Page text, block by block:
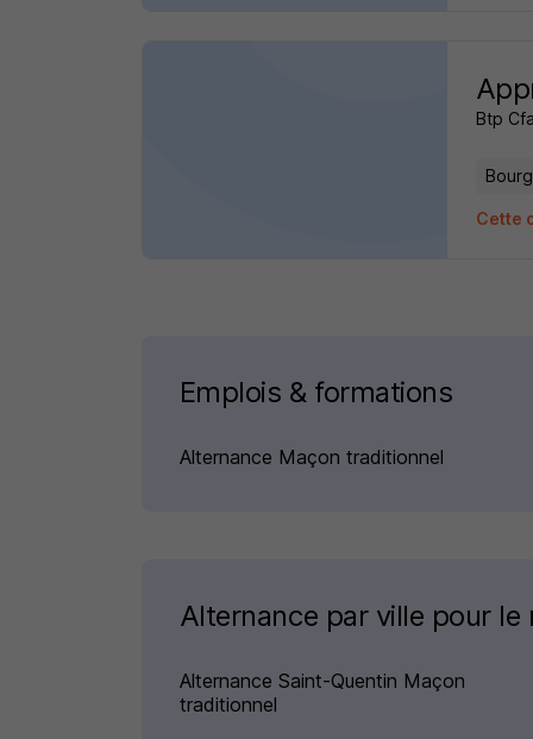
Btp Cfa
Cette
Emplois & formations
Alternance Maçon traditionnel
Alternance par ville pour
Alternance Saint-Quentin Maçon
traditionnel